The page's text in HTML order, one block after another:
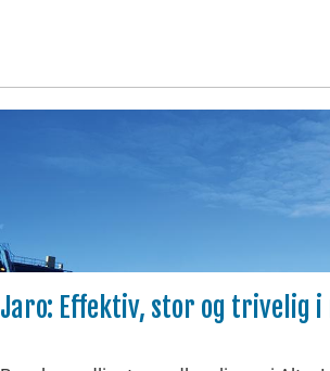
Jaro: Effektiv, stor og trivelig i